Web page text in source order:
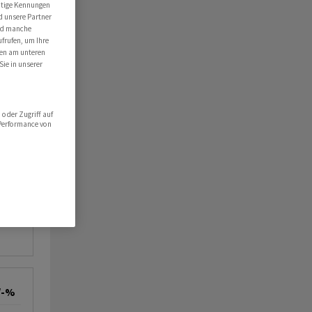
%
Kennungen
unsere Partner
manche
um Ihre
am unteren
in unserer
oder Zugriff auf
von